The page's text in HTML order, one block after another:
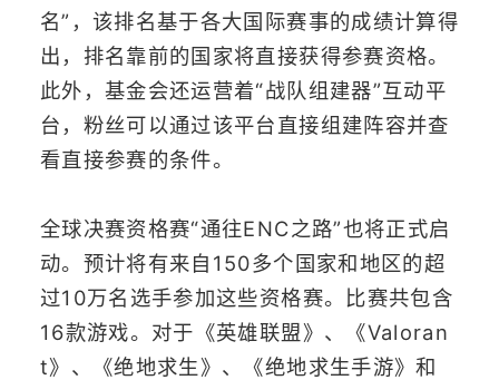
名”，该排名基于各大国际赛事的成绩计算得
出，排名靠前的国家将直接获得参赛资格。
此外，基金会还运营着“战队组建器”互动平
台，粉丝可以通过该平台直接组建阵容并查
看直接参赛的条件。
全球决赛资格赛“通往ENC之路”也将正式启
动。预计将有来自150多个国家和地区的超
过10万名选手参加这些资格赛。比赛共包含
16款游戏。对于《英雄联盟》、《Valoran
t》、《绝地求生》、《绝地求生手游》和